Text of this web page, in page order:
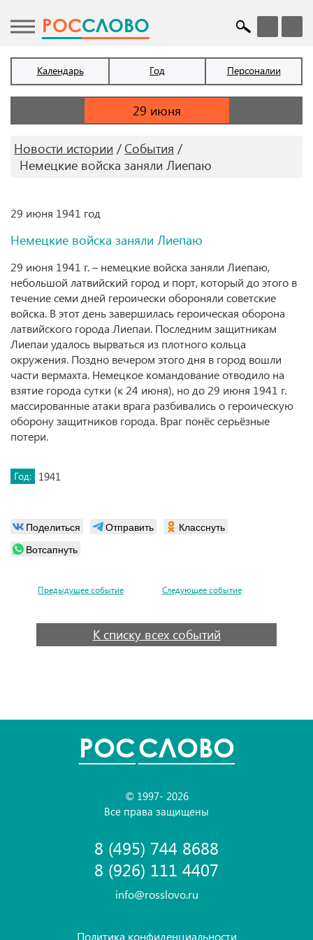
POCСЛОВО
Календарь Год Персоналии
Новости истории
События
Немецкие войска заняли Лиепаю
29 июня 1941 год
Немецкие войска заняли Лиепаю
29 июня 1941 г. – немецкие войска заняли Лиепаю,
небольшой латвийский город и порт, который до этого в
течение семи дней героически обороняли советские
войска. В этот день завершилась героическая оборона
латвийского города Лиепаи. Последним защитникам
Лиепаи удалось вырваться из плотного кольца
окружения. Поздно вечером этого дня в город вошли
части вермахта. Немецкое командование отводило на
взятие города сутки (к 24 июня), но до 29 июня 1941 г.
массированные атаки врага разбивались о героическую
оборону защитников города. Враг понёс серьёзные
потери.
Год: 1941
Поделиться Отправить
Класснуть
Вотсапнуть
Предыдущее событие Следующее событие
К списку всех событий
POCСЛОВО
© 1997- 2026
Все права защищены
8 (495) 744 8688
8 (926) 111 4407
info@rosslovo.ru
Политика конфиденциальности